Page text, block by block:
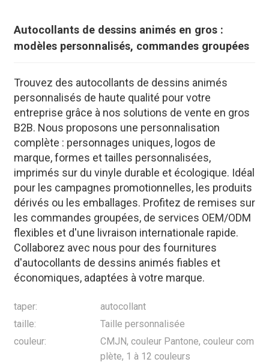
Autocollants de dessins animés en gros :
modèles personnalisés, commandes groupées
Trouvez des autocollants de dessins animés
personnalisés de haute qualité pour votre
entreprise grâce à nos solutions de vente en gros
B2B. Nous proposons une personnalisation
complète : personnages uniques, logos de
marque, formes et tailles personnalisées,
imprimés sur du vinyle durable et écologique. Idéal
pour les campagnes promotionnelles, les produits
dérivés ou les emballages. Profitez de remises sur
les commandes groupées, de services OEM/ODM
flexibles et d'une livraison internationale rapide.
Collaborez avec nous pour des fournitures
d'autocollants de dessins animés fiables et
économiques, adaptées à votre marque.
taper:
autocollant
taille:
Taille personnalisée
couleur:
CMJN, couleur Pantone, couleur com
plète, 1 à 12 couleurs